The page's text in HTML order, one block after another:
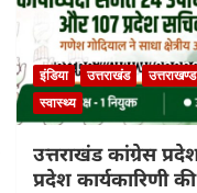
इंडिया उत्तराखंड उत्तराखण्ड
स्वास्थ्य
उत्तराखंड कांग्रेस
प्रदेश कार्यकारिणी